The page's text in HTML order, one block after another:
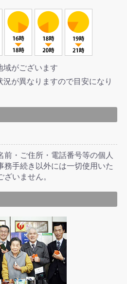
域がございます
が異なりますので目安になり
前・ご住所・電話番号等の個人
務手続き以外には一切使用いた
いません。